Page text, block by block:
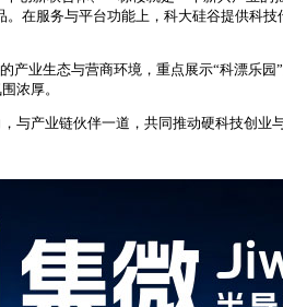
在服务与平台功能上，科大硅谷提供科
业生态与营商环境，重点展示“科漂乐园
浓厚。
产业链伙伴一道，共同推动硬科技创业